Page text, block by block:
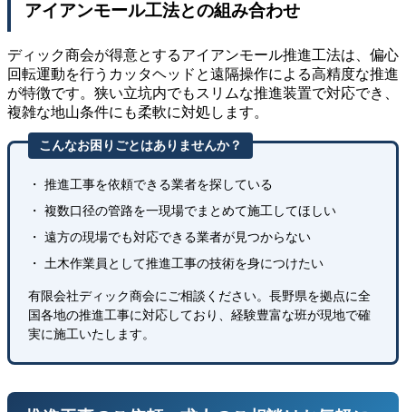
アイアンモール工法との組み合わせ
ディック商会が得意とするアイアンモール推進工法は、偏心
回転運動を行うカッタヘッドと遠隔操作による高精度な推進
が特徴です。狭い立坑内でもスリムな推進装置で対応でき、
複雑な地山条件にも柔軟に対処します。
こんなお困りごとはありませんか？
・ 推進工事を依頼できる業者を探している
・ 複数口径の管路を一現場でまとめて施工してほしい
・ 遠方の現場でも対応できる業者が見つからない
・ 土木作業員として推進工事の技術を身につけたい
有限会社ディック商会にご相談ください。長野県を拠点に全
国各地の推進工事に対応しており、経験豊富な班が現地で確
実に施工いたします。